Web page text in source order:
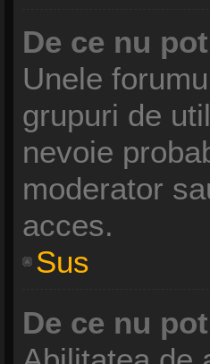
De ce nu
Unele
grupuri de
nevoie
moderator
acces.
Sus
De ce nu